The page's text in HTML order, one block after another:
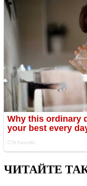
ЧИТАЙТЕ